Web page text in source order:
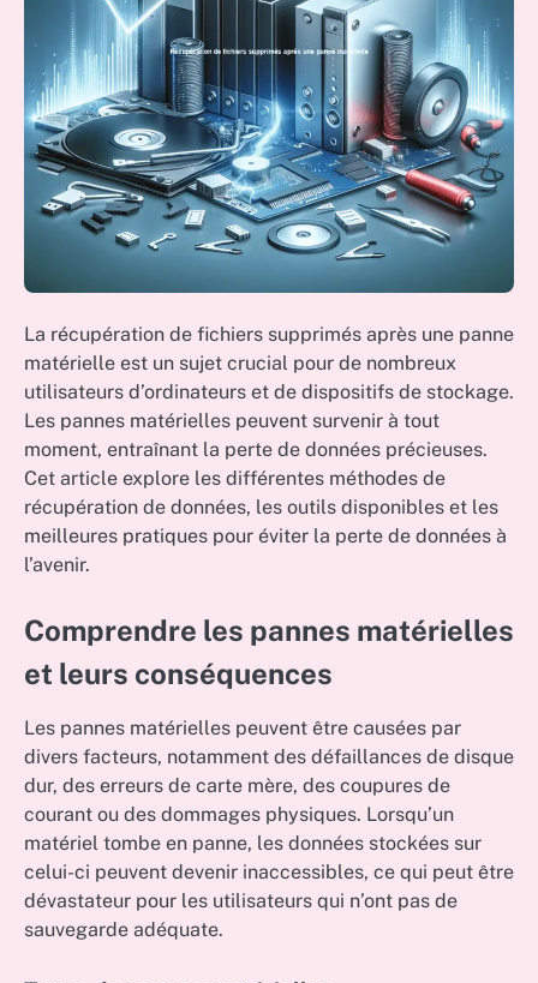
La récupération de fichiers supprimés après une panne
matérielle est un sujet crucial pour de nombreux
utilisateurs d’ordinateurs et de dispositifs de stockage.
Les pannes matérielles peuvent survenir à tout
moment, entraînant la perte de données précieuses.
Cet article explore les différentes méthodes de
récupération de données, les outils disponibles et les
meilleures pratiques pour éviter la perte de données à
l’avenir.
Comprendre les pannes matérielles
et leurs conséquences
Les pannes matérielles peuvent être causées par
divers facteurs, notamment des défaillances de disque
dur, des erreurs de carte mère, des coupures de
courant ou des dommages physiques. Lorsqu’un
matériel tombe en panne, les données stockées sur
celui-ci peuvent devenir inaccessibles, ce qui peut être
dévastateur pour les utilisateurs qui n’ont pas de
sauvegarde adéquate.